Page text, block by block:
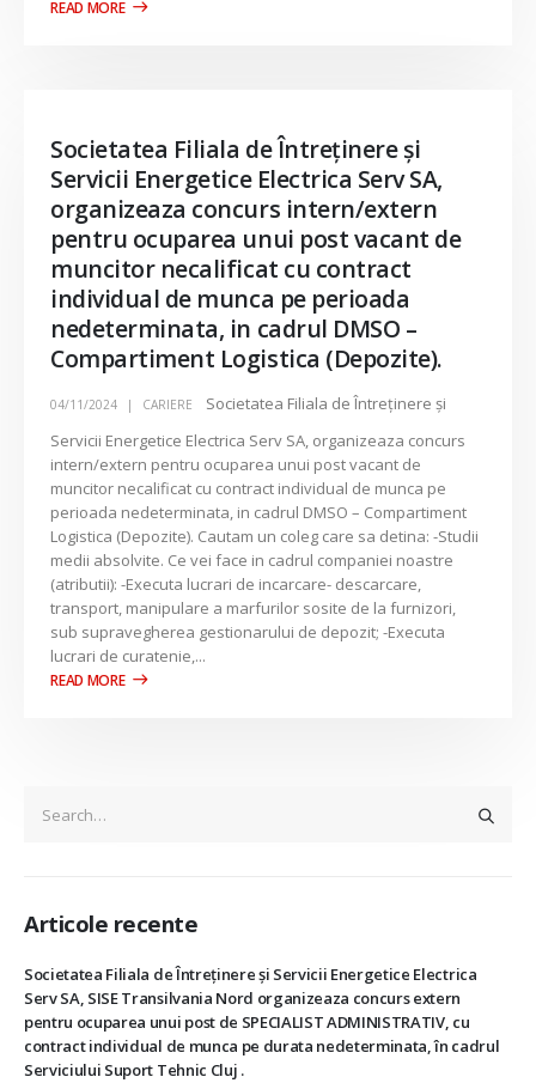
Societatea Filiala de Întreţinere şi
Servicii Energetice Electrica Serv SA,
organizeaza concurs intern/extern
pentru ocuparea unui post vacant de
muncitor necalificat cu contract
individual de munca pe perioada
nedeterminata, in cadrul DMSO –
Compartiment Logistica (Depozite).
04/11/2024 CARIERE
Societatea Filiala de Întreţinere şi
Servicii Energetice Electrica Serv SA, organizeaza concurs
intern/extern pentru ocuparea unui post vacant de
muncitor necalificat cu contract individual de munca pe
perioada nedeterminata, in cadrul DMSO – Compartiment
Logistica (Depozite). Cautam un coleg care sa detina: -Studii
medii absolvite. Ce vei face in cadrul companiei noastre
(atributii): -Executa lucrari de incarcare- descarcare,
transport, manipulare a marfurilor sosite de la furnizori,
sub supravegherea gestionarului de depozit; -Executa
lucrari de curatenie,...
Articole recente
Societatea Filiala de Întreţinere şi Servicii Energetice Electrica
Serv SA, SISE Transilvania Nord organizeaza concurs extern
pentru ocuparea unui post de SPECIALIST ADMINISTRATIV, cu
contract individual de munca pe durata nedeterminata, în cadrul
Serviciului Suport Tehnic Cluj .